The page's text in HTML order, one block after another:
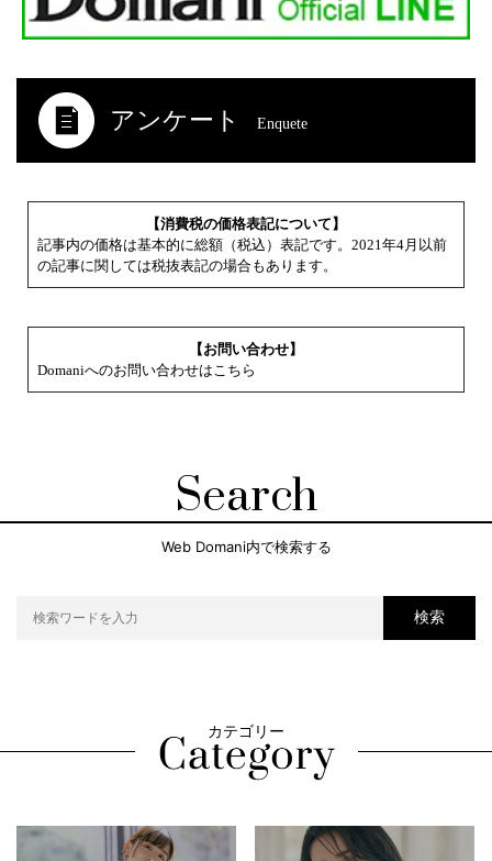
アンケート Enquete
【消費税の価格表記について】
記事内の価格は基本的に総額（税込）表記です。2021年4月以前
の記事に関しては税抜表記の場合もあります。
【お問い合わせ】
Domaniへのお問い合わせはこちら
Search
Web Domani内で検索する
検索
カテゴリー